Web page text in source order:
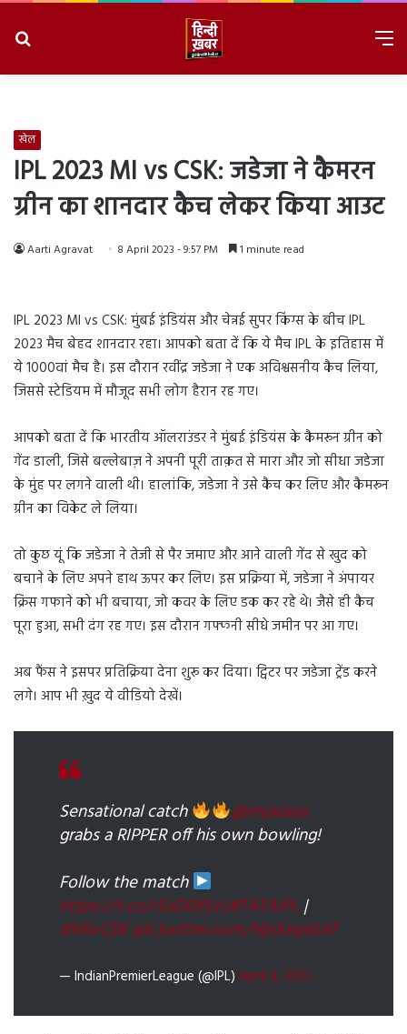
खेल
IPL 2023 MI vs CSK: जडेजा ने कैमरन
ग्रीन का शानदार कैच लेकर किया आउट
Aarti Agravat 8 April 2023 - 9:57 PM 1 minute read
IPL 2023 MI vs CSK: मुंबई इंडियंस और चेन्नई सुपर किंग्स के बीच IPL
2023 मैच बेहद शानदार रहा। आपको बता दें कि ये मैच IPL के इतिहास में
ये 1000वां मैच है। इस दौरान रवींद्र जडेजा ने एक अविश्वसनीय कैच लिया,
जिससे स्टेडियम में मौजूद सभी लोग हैरान रह गए।
आपको बता दें कि भारतीय ऑलराउंडर ने मुंबई इंडियंस के कैमरून ग्रीन को
गेंद डाली, जिसे बल्लेबाज़ ने अपनी पूरी ताक़त से मारा और जो सीधा जडेजा
के मुंह पर लगने वाली थी। हालांकि, जडेजा ने उसे कैच कर लिए और कैमरून
ग्रीन का विकेट ले लिया।
तो कुछ यूं कि जडेजा ने तेजी से पैर जमाए और आने वाली गेंद से खुद को
बचाने के लिए अपने हाथ ऊपर कर लिए। इस प्रक्रिया में, जडेजा ने अंपायर
क्रिस गफाने को भी बचाया, जो कवर के लिए डक कर रहे थे। जैसे ही कैच
पूरा हुआ, सभी दंग रह गए। इस दौरान गफ्फनी सीधे जमीन पर आ गए।
अब फैंस ने इसपर प्रतिक्रिया देना शुरू कर दिया। ट्विटर पर जडेजा ट्रेंड करने
लगे। आप भी ख़ुद ये वीडियो देखें।
Sensational catch
@imjadeja
grabs a RIPPER off his own bowling!
Follow the match
https://t.co/rSxD0lf5zJ#TATAIPL|
#MIvCSKpic.twitter.com/HjnXep6tXF
— IndianPremierLeague (@IPL) April 8, 2023